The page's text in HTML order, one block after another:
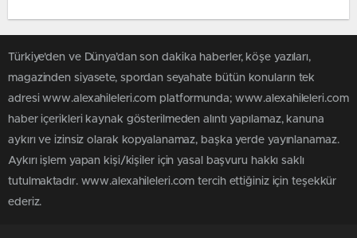
Türkiye'den ve Dünya’dan son dakika haberler, köşe yazıları,
magazinden siyasete, spordan seyahate bütün konuların tek
adresi www.alexahileleri.com platformunda; www.alexahileleri.com
haber içerikleri kaynak gösterilmeden alıntı yapılamaz, kanuna
aykırı ve izinsiz olarak kopyalanamaz, başka yerde yayınlanamaz.
Aykırı işlem yapan kişi/kişiler için yasal başvuru hakkı saklı
tutulmaktadır. www.alexahileleri.com tercih ettiğiniz için teşekkür
ederiz.